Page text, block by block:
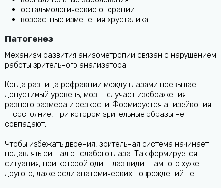
офтальмологические операции
возрастные изменения хрусталика
Патогенез
Механизм развития анизометропии связан с нарушением
работы зрительного анализатора.
Когда разница рефракции между глазами превышает
допустимый уровень, мозг получает изображения
разного размера и резкости. Формируется анизейкония
— состояние, при котором зрительные образы не
совпадают.
Чтобы избежать двоения, зрительная система начинает
подавлять сигнал от слабого глаза. Так формируется
ситуация, при которой один глаз видит намного хуже
другого, даже если анатомических повреждений нет.